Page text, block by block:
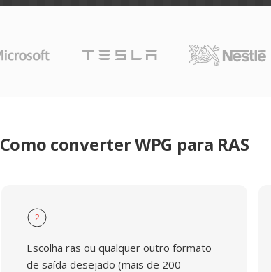
Como converter WPG para RAS
2
Escolha ras ou qualquer outro formato
de saída desejado (mais de 200